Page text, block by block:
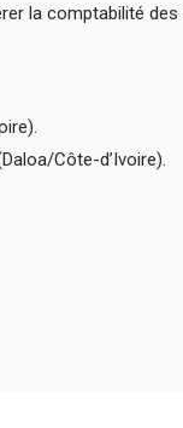
la comptabilité des
Côte-d’Ivoire).